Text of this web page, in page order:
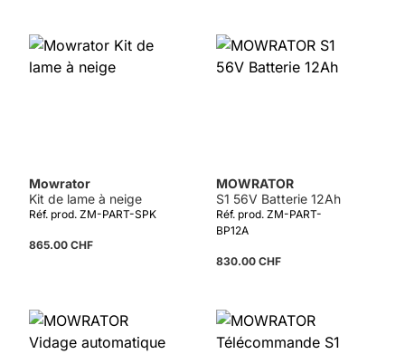
Mowrator
Kit de lame à neige
Réf. prod. ZM-PART-SPK
865.00 CHF
MOWRATOR
S1 56V Batterie 12Ah
Réf. prod. ZM-PART-
BP12A
830.00 CHF